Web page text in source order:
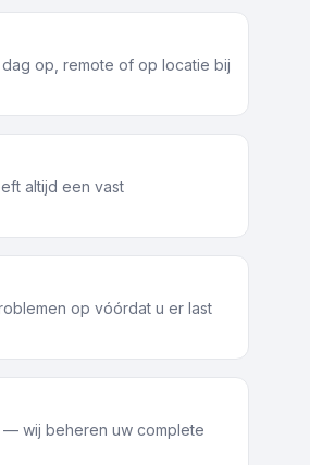
op, remote of op locatie bij
altijd een vast
op vóórdat u er last
— wij beheren uw complete